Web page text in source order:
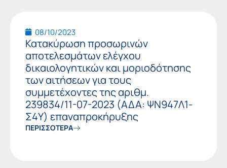
08/10/2023
Κατακύρωση προσωρινών
αποτελεσμάτων ελέγχου
δικαιολογητικών και μοριοδότησης
των αιτήσεων για τους
συμμετέχοντες της αριθμ.
239834/11-07-2023 (ΑΔΑ: ΨΝ947Λ1-
Σ4Υ) επαναπροκήρυξης
ΠΕΡΙΣΣΟΤΕΡΑ